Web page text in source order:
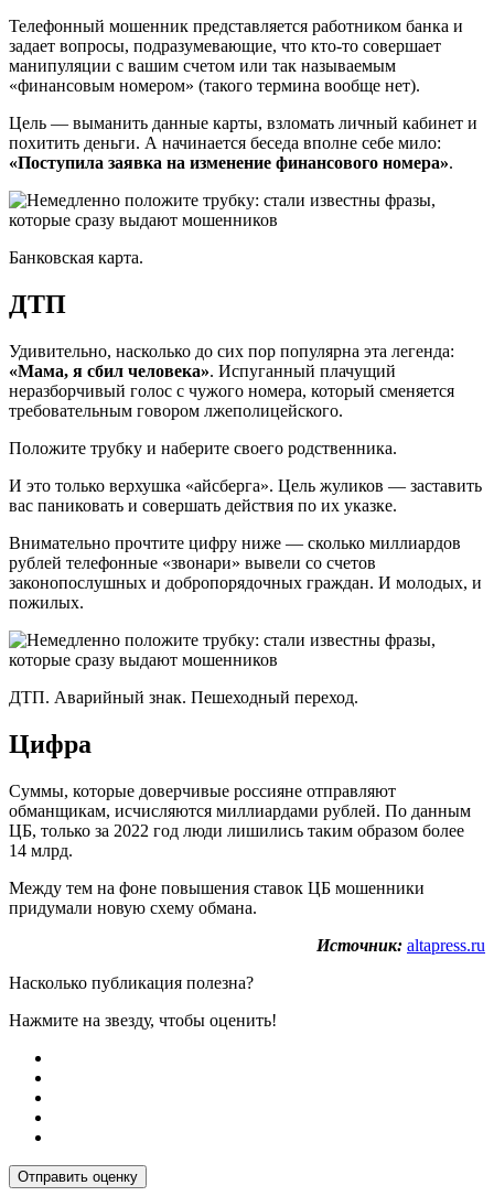
Телефонный мошенник представляется работником банка и
задает вопросы, подразумевающие, что кто-то совершает
манипуляции с вашим счетом или так называемым
«финансовым номером» (такого термина вообще нет).
Цель — выманить данные карты, взломать личный кабинет и
похитить деньги. А начинается беседа вполне себе мило:
«Поступила заявка на изменение финансового номера».
Банковская карта.
ДТП
Удивительно, насколько до сих пор популярна эта легенда:
«Мама, я сбил человека». Испуганный плачущий
неразборчивый голос с чужого номера, который сменяется
требовательным говором лжеполицейского.
Положите трубку и наберите своего родственника.
И это только верхушка «айсберга». Цель жуликов — заставить
вас паниковать и совершать действия по их указке.
Внимательно прочтите цифру ниже — сколько миллиардов
рублей телефонные «звонари» вывели со счетов
законопослушных и добропорядочных граждан. И молодых, и
пожилых.
ДТП. Аварийный знак. Пешеходный переход.
Цифра
Суммы, которые доверчивые россияне отправляют
обманщикам, исчисляются миллиардами рублей. По данным
ЦБ, только за 2022 год люди лишились таким образом более
14 млрд.
Между тем на фоне повышения ставок ЦБ мошенники
придумали новую схему обмана.
Источник: altapress.ru
Насколько публикация полезна?
Нажмите на звезду, чтобы оценить!
Отправить оценку